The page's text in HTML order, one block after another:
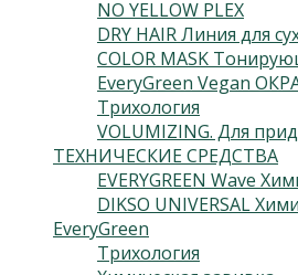
NO YELLOW PLEX
DRY HAIR Линия для
COLOR MASK
EveryGreen Vegan
Трихология
VOLUMIZING. Для
ТЕХНИЧЕСКИЕ СРЕДСТВА
EVERYGREEN Wave
DIKSO UNIVERSAL
EveryGreen
Трихология